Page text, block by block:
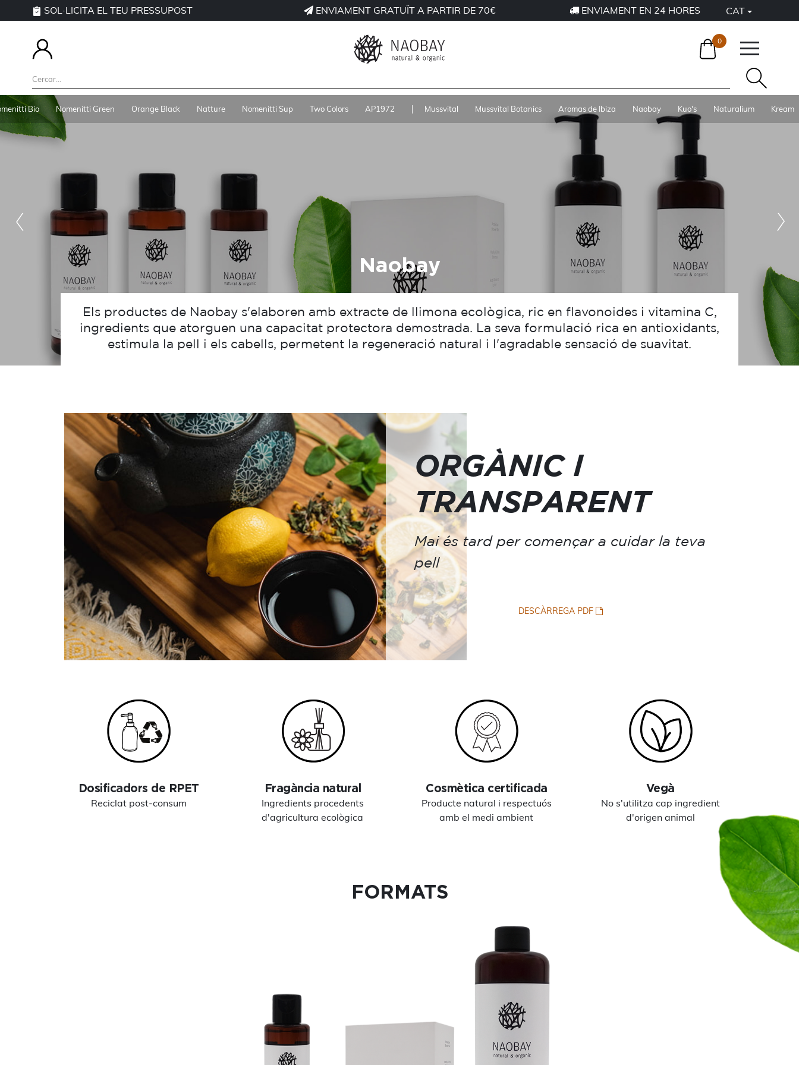
SOL·LICITA EL TEU PRESSUPOST ENVIAMENT GRATUÏT A PARTIR DE 70€ ENVIAMENT EN 24 HORES CAT
0
Bio Nomenitti Green Orange Black Natture Nomenitti Sup Two Colors AP1972 | Mussvital Mussvital Botanics Aromas de Ibiza Naobay Kuo's Naturalium Kream
Naobay
Els productes de Naobay s'elaboren amb extracte de llimona ecològica, ric en flavonoides i vitamina C,
ingredients que atorguen una capacitat protectora demostrada. La seva formulació rica en antioxidants,
estimula la pell i els cabells, permetent la regeneració natural i l'agradable sensació de suavitat.
ORGÀNIC I
TRANSPARENT
Mai és tard per començar a cuidar la teva
pell
DESCÀRREGA PDF
Dosificadors de RPET
Reciclat post-consum
Fragància natural
Ingredients procedents
d'agricultura ecològica
Cosmètica certificada
Producte natural i respectuós
amb el medi ambient
Vegà
No s'utilitza cap ingredient
d'origen animal
FORMATS